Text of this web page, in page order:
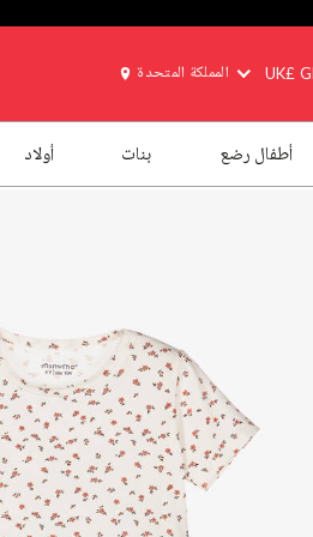
UK£ المملكة المتحدة
أطفال رضع بنات أولاد